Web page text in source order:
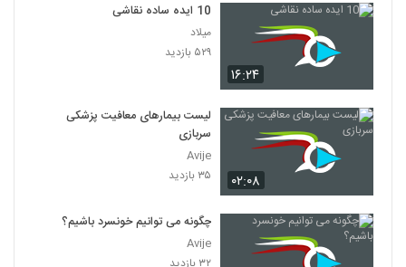
۱۶:۲۴
10 ایده ساده نقاشی
میلاد
۵۲۹ بازدید
۰۲:۰۸
لیست بیمارهای معافیت پزشکی
سربازی
Avije
۳۵ بازدید
چگونه می توانیم خونسرد باشیم؟
Avije
۳۲ بازدید